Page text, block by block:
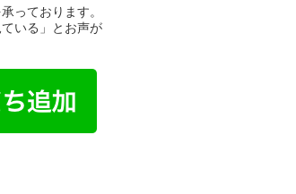
っております。
いる」とお声が